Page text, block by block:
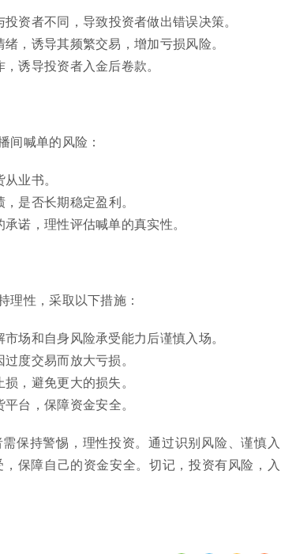
资者不同，导致投资者做出错误决策。
，诱导其频繁交易，增加亏损风险。
诱导投资者入金后卷款。
间喊单的风险：
业书。
是否长期稳定盈利。
诺，理性评估喊单的真实性。
理性，采取以下措施：
场和自身风险承受能力后谨慎入场。
度交易而放大亏损。
，避免更大的损失。
台，保障资金安全。
保持警惕，理性投资。通过识别风险、谨慎入
保障自己的资金安全。切记，投资有风险，入